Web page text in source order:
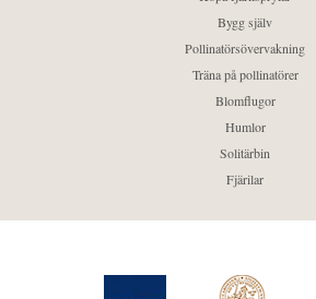
Bygg själv
Pollinatörsövervakning
Träna på pollinatörer
Blomflugor
Humlor
Solitärbin
Fjärilar